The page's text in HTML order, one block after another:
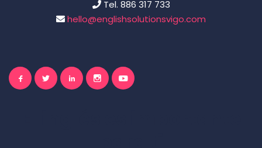
Tel. 886 317 733
hello@englishsolutionsvigo.com